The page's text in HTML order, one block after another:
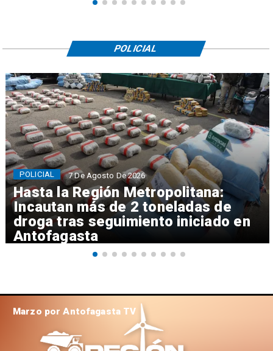
Hasta la Región Metropolitana:
Incautan más de 2 toneladas de
droga tras seguimiento iniciado en
Antofagasta
POLICIAL 7 De Agosto De 2026
POLICIAL
Marzo por Antofagasta TV